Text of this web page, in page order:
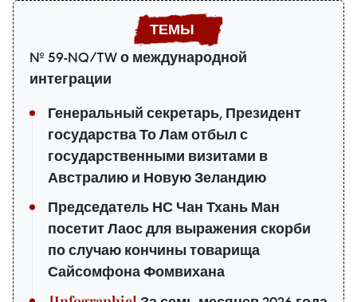
№ 59-NQ/TW о международной
интеграции
Генеральный секретарь, Президент
государства То Лам отбыл с
государственными визитами в
Австралию и Новую Зеландию
Председатель НС Чан Тхань Ман
посетит Лаос для выражения скорби
по случаю кончины товарища
Сайсомфона Фомвихана